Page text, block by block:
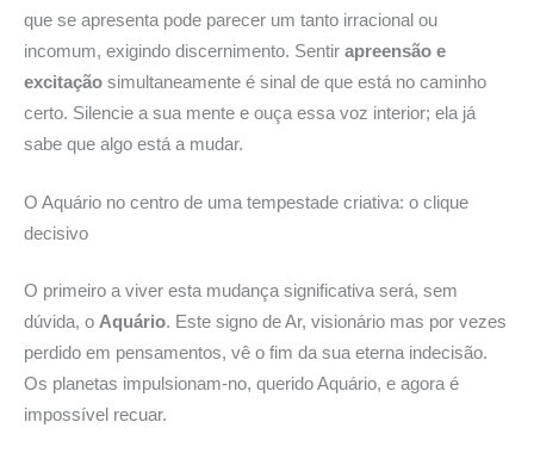
que se apresenta pode parecer um tanto irracional ou
incomum, exigindo discernimento. Sentir apreensão e
excitação simultaneamente é sinal de que está no caminho
certo. Silencie a sua mente e ouça essa voz interior; ela já
sabe que algo está a mudar.
O Aquário no centro de uma tempestade criativa: o clique
decisivo
O primeiro a viver esta mudança significativa será, sem
dúvida, o Aquário. Este signo de Ar, visionário mas por vezes
perdido em pensamentos, vê o fim da sua eterna indecisão.
Os planetas impulsionam-no, querido Aquário, e agora é
impossível recuar.